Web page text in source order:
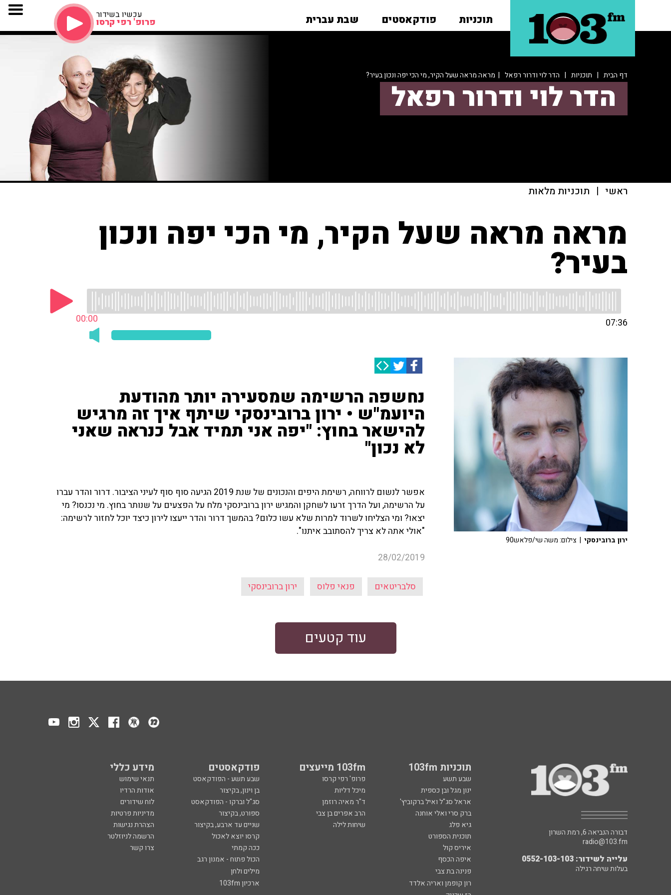
תוכניות פודקאסטים שבת עברית עכשיו בשידור
פרופ' רפי קרסו
דף הבית | תוכניות | הדר לוי ודרור רפאל | מראה מראה שעל הקיר, מי הכי יפה ונכון בעיר?
הדר לוי ודרור רפאל
ראשי | תוכניות מלאות
מראה מראה שעל הקיר, מי הכי יפה ונכון
בעיר?
00:00 07:36
נחשפה הרשימה שמסעירה יותר מהודעת
היועמ"ש • ירון ברובינסקי שיתף איך זה מרגיש
להישאר בחוץ: "יפה אני תמיד אבל כנראה שאני
לא נכון"
אפשר לנשום לרווחה, רשימת היפים והנכונים של שנת 2019 הגיעה סוף סוף לעיני הציבור. דרור והדר עברו
על הרשימה, ועל הדרך זרעו לשחקן והמגיש ירון ברובינסקי מלח על הפצעים על שנותר בחוץ. מי נכנסו? מי
יצאו? ומי הצליחו לשרוד למרות שלא עשו כלום? בהמשך דרור והדר ייעצו לירון כיצד יוכל לחזור לרשימה:
"אולי אתה לא צריך להסתובב איתנו".
28/02/2019
סלבריטאים פנאי פלוס ירון ברובינסקי
ירון ברובינסקי | צילום: משה שי/פלאש90
עוד קטעים
תוכניות 103fm 103fm מייעצים פודקאסטים מידע כללי
שבע תשע פרופ' רפי קרסו שבע תשע - הפודקאסט
תנאי שימוש
ינון מגל ובן כספית
מיכל דליות בן וינון, בקיצור
אודות הרדיו
אראל סג"ל ואיל ברקוביץ'
ד"ר מאיה רוזמן סג"ל וברקו - הפודקאסט
לוח שידורים
ברק סרי ואלי אוחנה
הרב אפרים בן צבי ספורט, בקיצור
מדיניות פרטיות
גיא פלג
שיחות לילה שניים עד ארבע, בקיצור
הצהרת נגישות
תוכנית הספורט
קרסו יוצא לאכול
הרשמה לניוזלטר
איריס קול
ככה קמתי
צרו קשר
איפה הכסף
הכול פתוח - אמנון רגב
פנינה בת צבי
מילים ולחן
רון קופמן ואריה אלדד
ארכיון 103fm
דבורה הנביאה 6, רמת השרון
radio@103.fm
עלייה לשידור: 0552-103-103
בעלות שיחה רגילה